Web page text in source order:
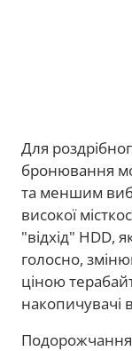
Для
бронювання
та меншим
високої
"відхід" HDD,
голосно,
ціною
накопичувачі